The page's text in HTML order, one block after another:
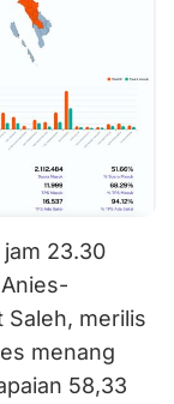
23.30
Saleh, merilis
menang
58,33